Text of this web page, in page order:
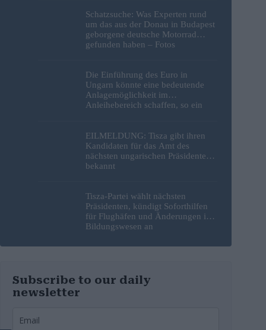
Schatzsuche: Was Experten rund
um das aus der Donau in Budapest
geborgene deutsche Motorrad
gefunden haben – Fotos
Die Einführung des Euro in
Ungarn könnte eine bedeutende
Anlagemöglichkeit im
Anleihebereich schaffen, so ein
EILMELDUNG: Tisza gibt ihren
Kandidaten für das Amt des
nächsten ungarischen Präsidenten
bekannt
Tisza-Partei wählt nächsten
Präsidenten, kündigt Soforthilfen
für Flughäfen und Änderungen im
Bildungswesen an
Subscribe to our daily
newsletter